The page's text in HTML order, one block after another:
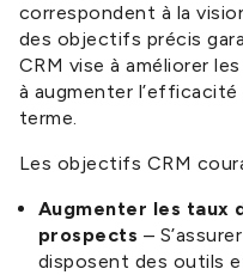
correspondent à la
des objectifs précis
CRM vise à améliorer
à augmenter
terme.
Les objectifs CRM
Augmenter les taux
prospects –
disposent des outils